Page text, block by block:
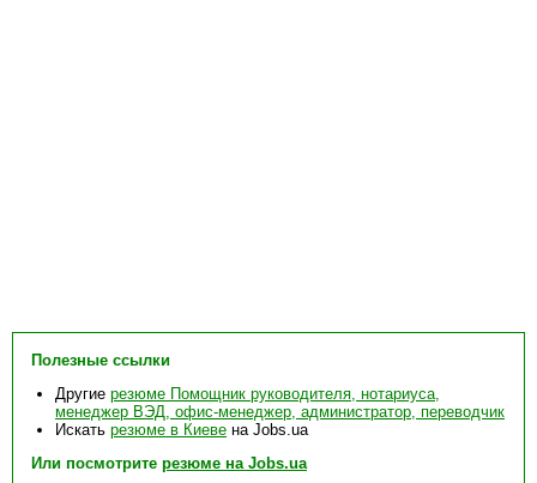
Полезные ссылки
Другие резюме Помощник руководителя, нотариуса,
менеджер ВЭД, офис-менеджер, администратор, переводчик
Искать резюме в Киеве на Jobs.ua
Или посмотрите резюме на Jobs.ua